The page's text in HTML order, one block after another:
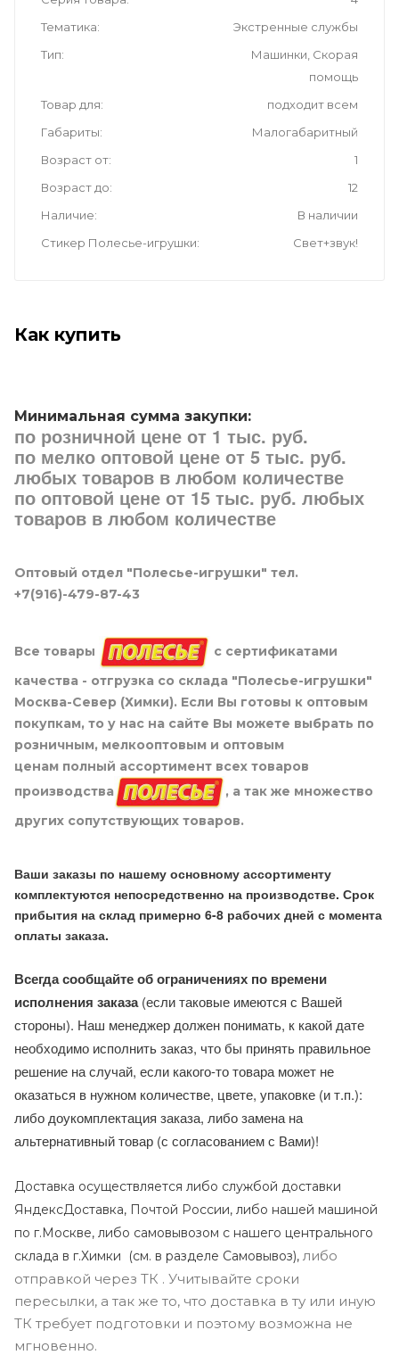
Тематика
Экстренные службы
Тип
Машинки, Скорая
помощь
Товар для
подходит всем
Габариты
Малогабаритный
Возраст от
1
Возраст до
12
Наличие
В наличии
Стикер Полесье-игрушки
Свет+звук!
Как купить
Минимальная сумма закупки:
по розничной цене от 1 тыс. руб.
по мелко оптовой цене от 5 тыс. руб.
любых товаров в любом количестве
по оптовой цене от 15 тыс. руб. любых
товаров в любом количестве
Оптовый отдел "Полесье-игрушки" тел.
+7(916)-479-87-43
Все товары
с сертификатами
качества - отгрузка со склада "Полесье-игрушки"
Москва-Север (Химки). Если Вы готовы к оптовым
покупкам, то у нас на сайте Вы можете выбрать по
розничным, мелкооптовым и оптовым
ценам полный ассортимент всех товаров
производства
, а так же множество
других сопутствующих товаров.
Ваши заказы по нашему основному ассортименту
комплектуются непосредственно на производстве. Срок
прибытия на склад примерно 6-8 рабочих дней с момента
оплаты заказа.
Всегда сообщайте об ограничениях по времени
исполнения заказа(если таковые имеются с Вашей
стороны). Наш менеджер должен понимать, к какой дате
необходимо исполнить заказ, что бы принять правильное
решение на случай, если какого-то товара может не
оказаться в нужном количестве, цвете, упаковке (и т.п.):
либо доукомплектация заказа, либо замена на
альтернативный товар (с согласованием с Вами)!
Доставка осуществляется либо службой доставки
ЯндексДоставка, Почтой России, либо нашей машиной
по г.Москве, либо самовывозом с нашего центрального
склада в г.Химки (см. в разделе Самовывоз), либо
отправкой через ТК . Учитывайте сроки
пересылки, а так же то, что доставка в ту или иную
ТК требует подготовки и поэтому возможна не
мгновенно.